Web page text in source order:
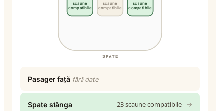
SPATE
scaune
compatibile
scaune
compatibile
scaune
compatibile
Pasager față fără date
Spate stânga 23 scaune compatibile →